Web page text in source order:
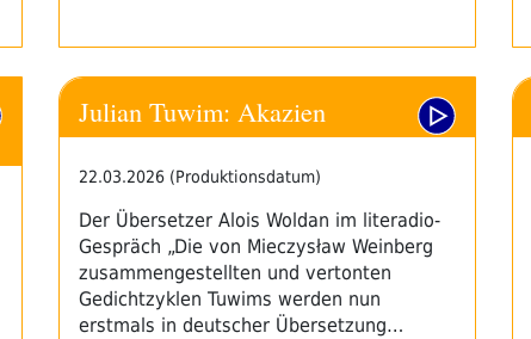
Julian Tuwim: Akazien
22.03.2026 (Produktionsdatum)
Der Übersetzer Alois Woldan im literadio-
Gespräch „Die von Mieczysław Weinberg
zusammengestellten und vertonten
Gedichtzyklen Tuwims werden nun
erstmals in deutscher Übersetzung…